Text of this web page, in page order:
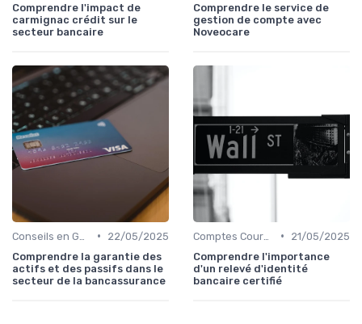
Comprendre l'impact de
carmignac crédit sur le
secteur bancaire
Comprendre le service de
gestion de compte avec
Noveocare
•
22/05/2025
Comprendre la garantie des
actifs et des passifs dans le
secteur de la bancassurance
•
21/05/2025
Comprendre l'importance
d'un relevé d'identité
bancaire certifié